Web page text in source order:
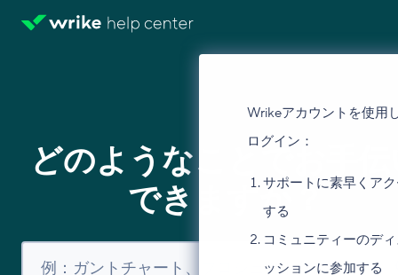
Wrikeアカウントを使用
ログイン：
サポートに素早くア
する
コミュニティーのデ
ッションに参加する
どのようなことでお手
できますか？